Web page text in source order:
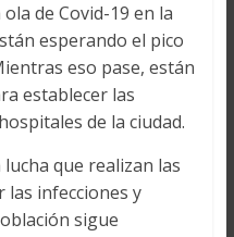
de Covid-19 en la
esperando el pico
eso pase, están
establecer las
de la ciudad.
que realizan las
infecciones y
sigue